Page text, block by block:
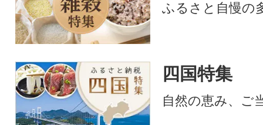
ふるさと自慢の
四国特集
自然の恵み、ご